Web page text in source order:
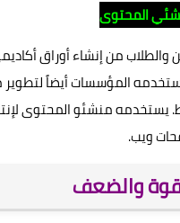
المحتوى
والطلاب من إنشاء أوراق
المؤسسات أيضاً
يستخدمه منشئو المحتوى
ويب.
والضعف